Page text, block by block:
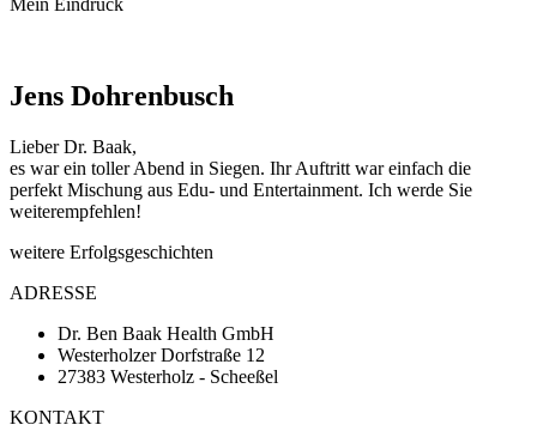
Mein Eindruck
Jens Dohrenbusch
Lieber Dr. Baak,
es war ein toller Abend in Siegen. Ihr Auftritt war einfach die
perfekt Mischung aus Edu- und Entertainment. Ich werde Sie
weiterempfehlen!
weitere Erfolgsgeschichten
ADRESSE
Dr. Ben Baak Health GmbH
Westerholzer Dorfstraße 12
27383 Westerholz - Scheeßel
KONTAKT